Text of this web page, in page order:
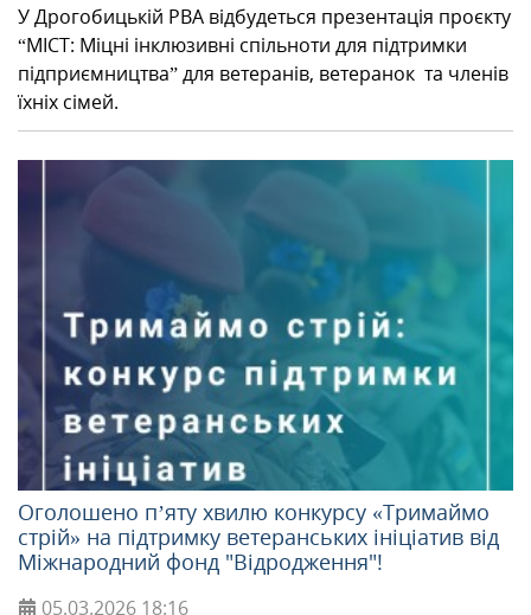
У Дрогобицькій РВА відбудеться презентація проєкту
“МІСТ: Міцні інклюзивні спільноти для підтримки
підприємництва” для ветеранів, ветеранок та членів
їхніх сімей.
Оголошено пʼяту хвилю конкурсу «Тримаймо
стрій» на підтримку ветеранських ініціатив від
Міжнародний фонд "Відродження"!
05.03.2026 18:16